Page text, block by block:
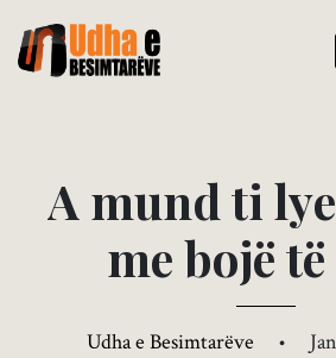
A mund ti lye
mebojëtë
Udha e Besimtarëve •